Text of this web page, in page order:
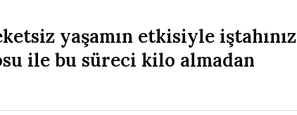
yaşamın etkisiyle iştahınız
ile bu süreci kilo almadan